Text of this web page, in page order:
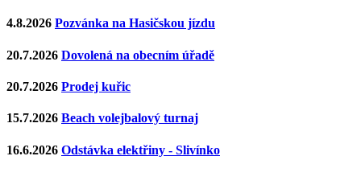
4.8.2026 Pozvánka na Hasičskou jízdu
20.7.2026 Dovolená na obecním úřadě
20.7.2026 Prodej kuřic
15.7.2026 Beach volejbalový turnaj
16.6.2026 Odstávka elektřiny - Slivínko